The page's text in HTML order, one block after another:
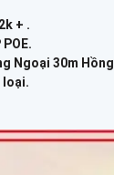
+ .
POE.
Ngoại 30m
loại.